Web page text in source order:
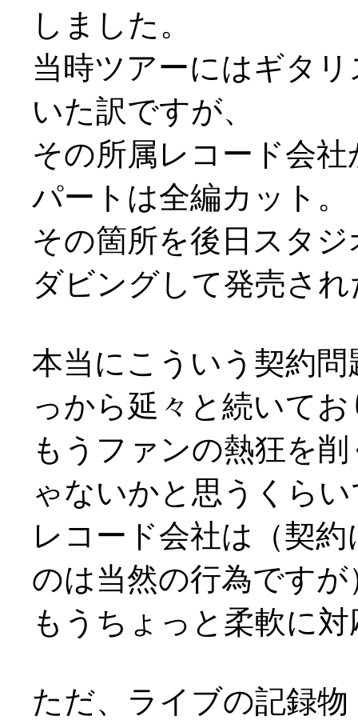
しました。
当時ツアーにはギタ
いた訳ですが、
その所属レコード会
パートは全編カット。
その箇所を後日スタ
ダビングして発売さ
本当にこういう契約
っから延々と続いてお
もうファンの熱狂を
ゃないかと思うくら
レコード会社は（契
のは当然の行為ですが
もうちょっと柔軟に
ただ、ライブの記録